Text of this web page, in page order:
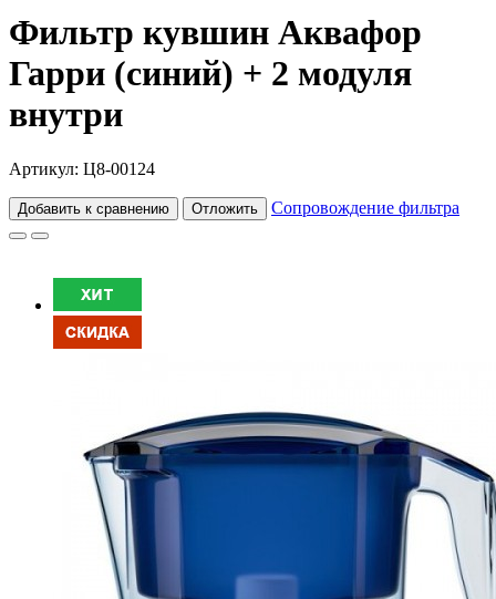
Фильтр кувшин Аквафор
Гарри (синий) + 2 модуля
внутри
Артикул: Ц8-00124
Добавить к сравнению Отложить Сопровождение фильтра